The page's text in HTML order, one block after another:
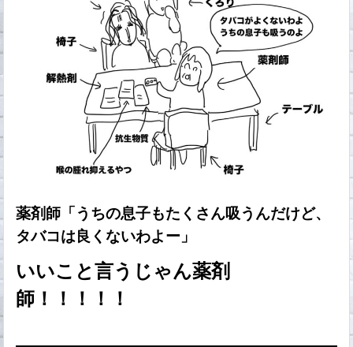
薬剤師「うちの息子もたくさん吸うんだけど、
タバコは良くないわよー」
いいこと言うじゃん薬剤
師！！！！！